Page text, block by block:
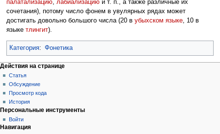
палатализацию, лабиализациюи т. п., а также различные их
сочетания), потому число фонем в увулярных рядах может
достигать довольно большого числа (20 в убыхском языке, 10 в
языке тлингит).
Категория: Фонетика
Действия на странице
Статья
Обсуждение
Просмотр кода
История
Персональные инструменты
Войти
Навигация